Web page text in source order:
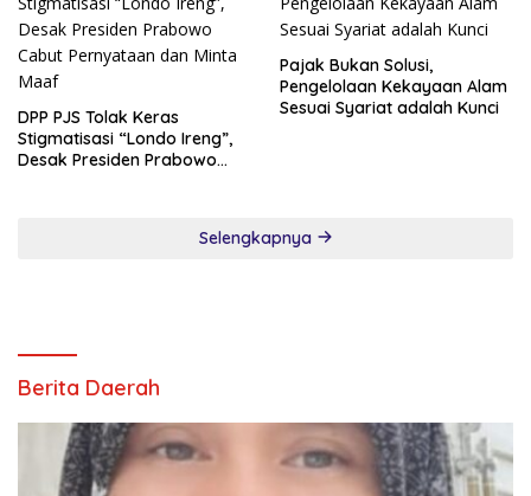
DPP PJS Tolak Keras
Stigmatisasi “Londo Ireng”,
Desak Presiden Prabowo
Pajak Bukan Solusi,
Pengelolaan Kekayaan Alam
Sesuai Syariat adalah Kunci
Selengkapnya
Berita Daerah